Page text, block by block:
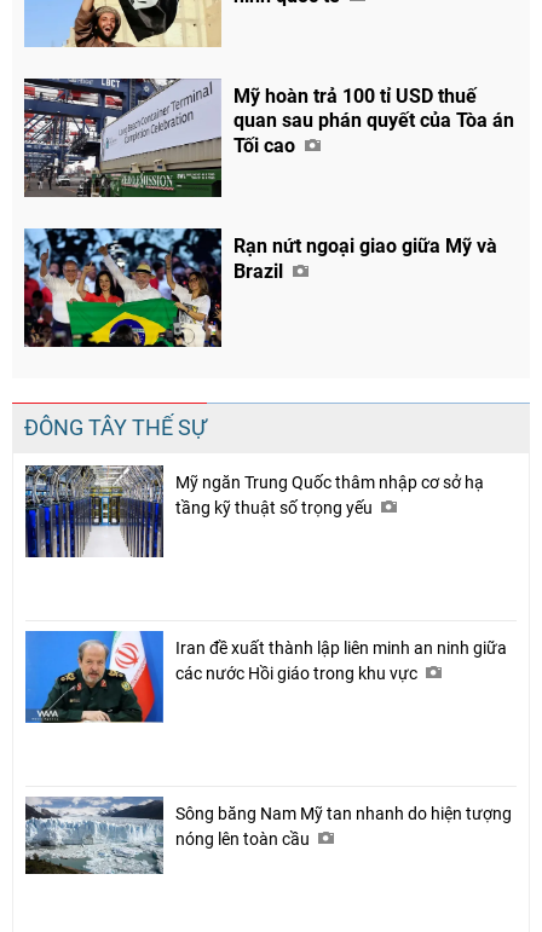
Chia sẻ
Facebook
Mỹ hoàn trả 100 tỉ USD thuế
quan sau phán quyết của Tòa án
Tối cao
Rạn nứt ngoại giao giữa Mỹ và
Brazil
ĐÔNG TÂY THẾ SỰ
Mỹ ngăn Trung Quốc thâm nhập cơ sở hạ
tầng kỹ thuật số trọng yếu
Iran đề xuất thành lập liên minh an ninh giữa
các nước Hồi giáo trong khu vực
Sông băng Nam Mỹ tan nhanh do hiện tượng
nóng lên toàn cầu